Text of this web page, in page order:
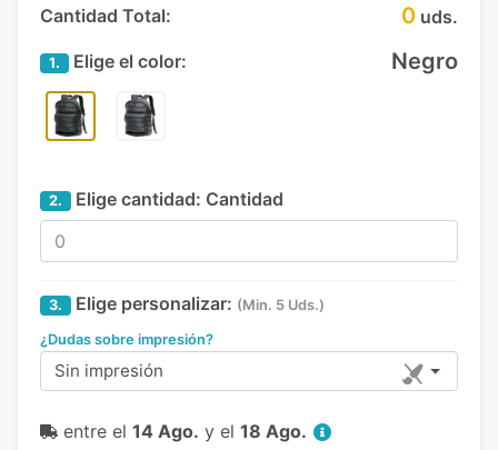
Cantidad Total: 0 uds.
1. Elige el color: Negro
2. Elige cantidad: Cantidad
3. Elige personalizar: (Min. 5 Uds.)
¿Dudas sobre impresión?
Sin impresión
entre el 14 Ago. y el 18 Ago.